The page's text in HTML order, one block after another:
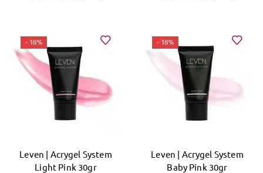
- 18%
Leven | Acrygel System
Light Pink 30gr
- 18%
Leven | Acrygel System
Baby Pink 30gr